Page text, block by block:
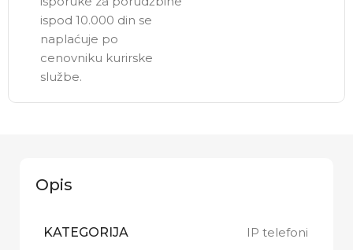
ispod 10.000 din se
naplaćuje po
cenovniku kurirske
službe.
Opis
KATEGORIJA IP telefoni